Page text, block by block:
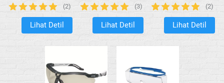
(2)
`
Lihat Detil
(3)
`
Lihat Detil
(2)
`
Lihat Detil